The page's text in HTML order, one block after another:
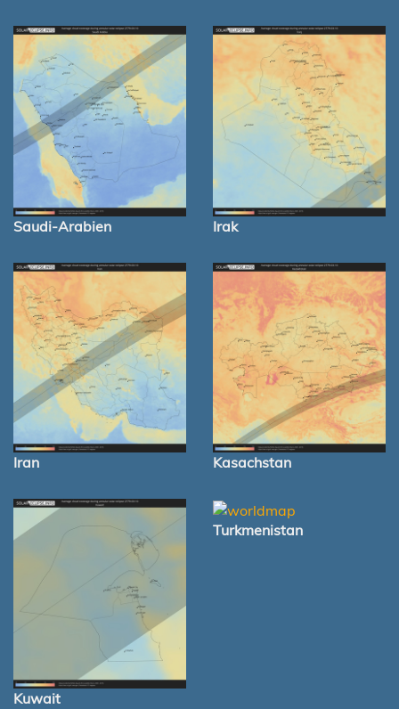
Saudi-Arabien Irak
Iran Kasachstan
Kuwait
Turkmenistan